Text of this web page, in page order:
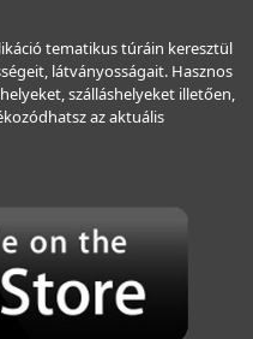
tematikus túráin keresztül
látványosságait. Hasznos
szálláshelyeket illetően,
az aktuális